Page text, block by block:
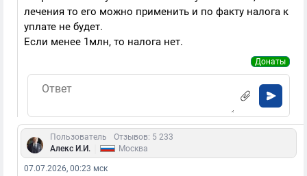
лечения то его можно применить и по факту налога к
уплате не будет.
Если менее 1млн, то налога нет.
Донаты
Пользователь
Отзывов: 5 233
Алекс И.И.
Москва
07.07.2026, 00:23 мск